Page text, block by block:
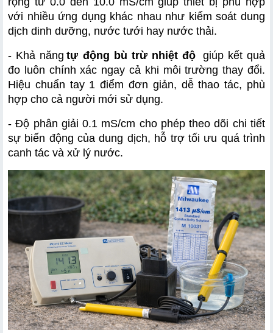
với nhiều ứng dụng khác nhau như kiểm soát dung
dịch dinh dưỡng, nước tưới hay nước thải.
- Khả năng tự động bù trừ nhiệt độ giúp kết quả
đo luôn chính xác ngay cả khi môi trường thay đổi.
Hiệu chuẩn tay 1 điểm đơn giản, dễ thao tác, phù
hợp cho cả người mới sử dụng.
- Độ phân giải 0.1 mS/cm cho phép theo dõi chi tiết
sự biến động của dung dịch, hỗ trợ tối ưu quá trình
canh tác và xử lý nước.